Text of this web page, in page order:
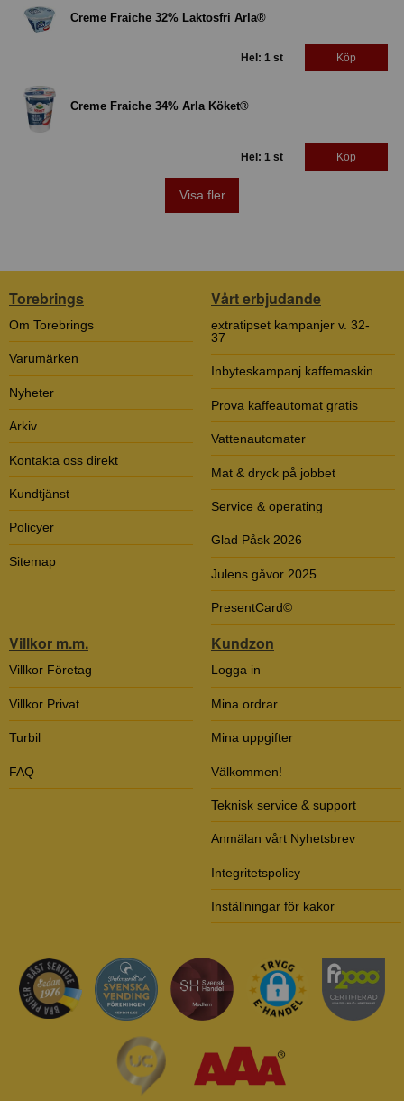
Creme Fraiche 32% Laktosfri Arla®
Hel: 1 st Köp
Creme Fraiche 34% Arla Köket®
Hel: 1 st Köp
Visa fler
Torebrings
Om Torebrings
Varumärken
Nyheter
Arkiv
Kontakta oss direkt
Kundtjänst
Policyer
Sitemap
Vårt erbjudande
extratipset kampanjer v. 32-
37
Inbyteskampanj kaffemaskin
Prova kaffeautomat gratis
Vattenautomater
Mat & dryck på jobbet
Service & operating
Glad Påsk 2026
Julens gåvor 2025
PresentCard©
Villkor m.m.
Villkor Företag
Villkor Privat
Turbil
FAQ
Kundzon
Logga in
Mina ordrar
Mina uppgifter
Välkommen!
Teknisk service & support
Anmälan vårt Nyhetsbrev
Integritetspolicy
Inställningar för kakor